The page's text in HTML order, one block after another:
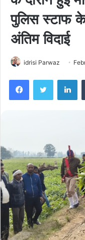
पुलिस स्टाफ
अंतिम विदाई
idrisi Parwaz
FacebookTwitter